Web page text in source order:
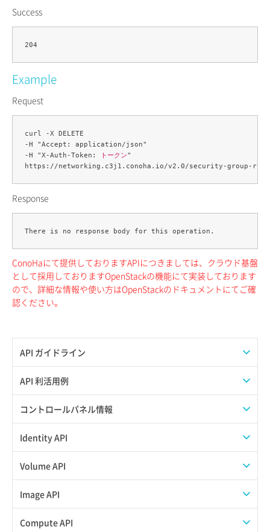
API ガイドライン
APIのご利用について
API 利活用例
APIでAPIサブユーザーを作成する
APIでVPSにISOイメージを挿入する
APIでVPSを作成する
コントロールパネル情報
APIユーザーを作成する
API情報を確認する
Identity API
Credential一覧取得
Credential作成
Credential削除
Volume API
スナップショット一覧取得
スナップショット作成
Image API
ISOイメージアップロード
Compute API
Success
Example
Request
curl -X DELETE
-H "Accept: application/json"
-H "X-Auth-Token:
トークン"
https://networking.c3j1.conoha.io/v2.0/security-group-
Response
ConoHaにて提供しておりますAPIにつきましては、クラウド基盤
として採用しておりますOpenStackの機能にて実装しております
ので、詳細な情報や使い方はOpenStackのドキュメントにてご確
認ください。